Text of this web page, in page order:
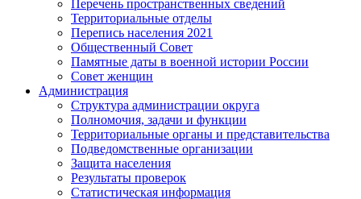
Перечень пространственных сведений
Территориальные отделы
Перепись населения 2021
Общественный Совет
Памятные даты в военной истории России
Совет женщин
Администрация
Структура администрации округа
Полномочия, задачи и функции
Территориальные органы и представительства
Подведомственные организации
Защита населения
Результаты проверок
Статистическая информация